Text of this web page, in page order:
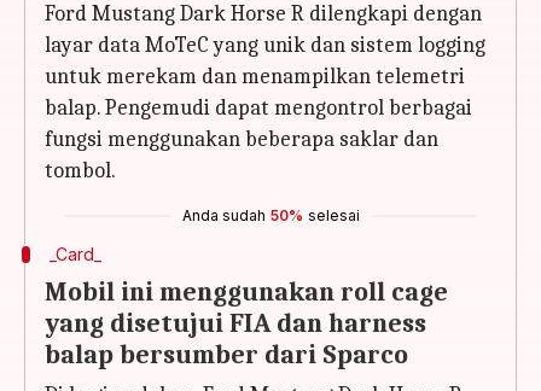
Ford Mustang Dark Horse R dilengkapi dengan
layar data MoTeC yang unik dan sistem logging
untuk merekam dan menampilkan telemetri
balap. Pengemudi dapat mengontrol berbagai
fungsi menggunakan beberapa saklar dan
tombol.
Anda sudah 50% selesai
_Card_
Mobil ini menggunakan roll cage
yang disetujui FIA dan harness
balap bersumber dari Sparco